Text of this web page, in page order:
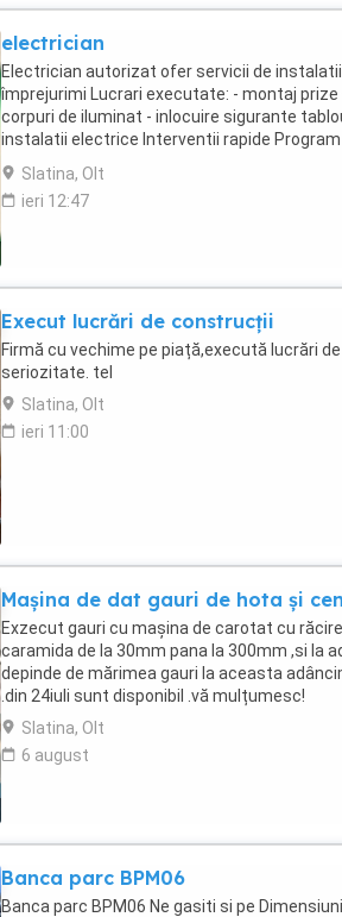
electrician
Electrician autorizat ofer servicii de
împrejurimi Lucrari executate: - montaj
corpuri de iluminat - inlocuire sigurante
instalatii electrice Interventii rapide Program
Execut ...
Slatina, Olt
ieri 12:47
Execut lucrări de construcții
Firmă cu vechime pe piață,execută lucrări
seriozitate. tel
Slatina, Olt
ieri 11:00
Mașina de dat gauri de hota și
Exzecut gauri cu mașina de carotat cu
caramida de la 30mm pana la 300mm ,si la
depinde de mărimea gauri la aceasta
.din 24iuli sunt disponibil .vă mulțumesc!
Slatina, Olt
6 august
Banca parc BPM06
Banca parc BPM06 Ne gasiti si pe